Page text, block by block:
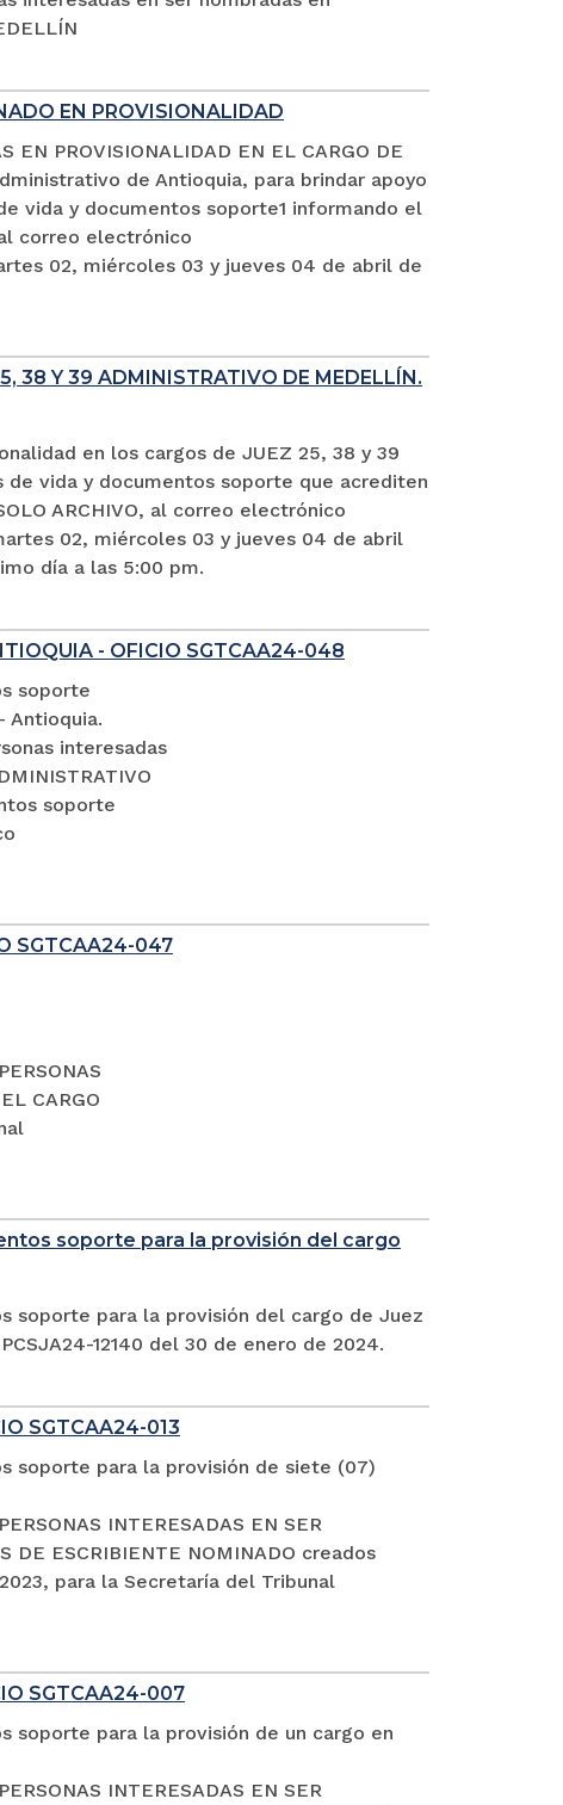
EN PROVISIONALIDAD
EN PROVISIONALIDAD EN EL CARGO DE
de Antioquia, para brindar apoyo
vida y documentos soporte1 informando el
al correo electrónico
02, miércoles 03 y jueves 04 de abril de
38 Y 39 ADMINISTRATIVO DE MEDELLÍN.
en los cargos de JUEZ 25, 38 y 39
de vida y documentos soporte que acrediten
ARCHIVO, al correo electrónico
02, miércoles 03 y jueves 04 de abril
día a las 5:00 pm.
- OFICIO SGTCAA24-048
soporte
Antioquia.
interesadas
soporte
SGTCAA24-047
CARGO
soporte para la provisión del cargo
soporte para la provisión del cargo de Juez
12140 del 30 de enero de 2024.
SGTCAA24-013
soporte para la provisión de siete (07)
INTERESADAS EN SER
DE ESCRIBIENTE NOMINADO creados
para la Secretaría del Tribunal
SGTCAA24-007
soporte para la provisión de un cargo en
INTERESADAS EN SER